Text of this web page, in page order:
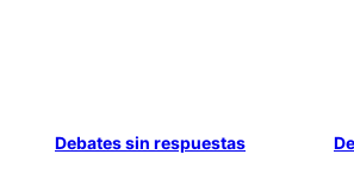
Debates sin respuestas